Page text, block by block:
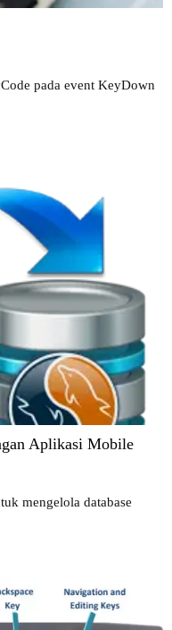
pada event KeyDown
Aplikasi Mobile
mengelola database